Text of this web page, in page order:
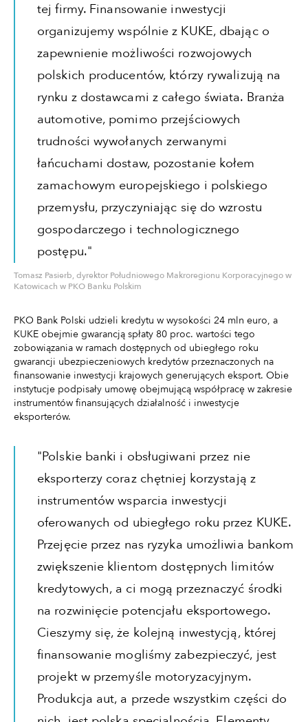
tej firmy. Finansowanie inwestycji
organizujemy wspólnie z KUKE, dbając o
zapewnienie możliwości rozwojowych
polskich producentów, którzy rywalizują na
rynku z dostawcami z całego świata. Branża
automotive, pomimo przejściowych
trudności wywołanych zerwanymi
łańcuchami dostaw, pozostanie kołem
zamachowym europejskiego i polskiego
przemysłu, przyczyniając się do wzrostu
gospodarczego i technologicznego
postępu."
Tomasz Pasierb, dyrektor Południowego Makroregionu Korporacyjnego w
Katowicach w PKO Banku Polskim
PKO Bank Polski udzieli kredytu w wysokości 24 mln euro, a
KUKE obejmie gwarancją spłaty 80 proc. wartości tego
zobowiązania w ramach dostępnych od ubiegłego roku
gwarancji ubezpieczeniowych kredytów przeznaczonych na
finansowanie inwestycji krajowych generujących eksport. Obie
instytucje podpisały umowę obejmującą współpracę w zakresie
instrumentów finansujących działalność i inwestycje
eksporterów.
"Polskie banki i obsługiwani przez nie
eksporterzy coraz chętniej korzystają z
instrumentów wsparcia inwestycji
oferowanych od ubiegłego roku przez KUKE.
Przejęcie przez nas ryzyka umożliwia bankom
zwiększenie klientom dostępnych limitów
kredytowych, a ci mogą przeznaczyć środki
na rozwinięcie potencjału eksportowego.
Cieszymy się, że kolejną inwestycją, której
finansowanie mogliśmy zabezpieczyć, jest
projekt w przemyśle motoryzacyjnym.
Produkcja aut, a przede wszystkim części do